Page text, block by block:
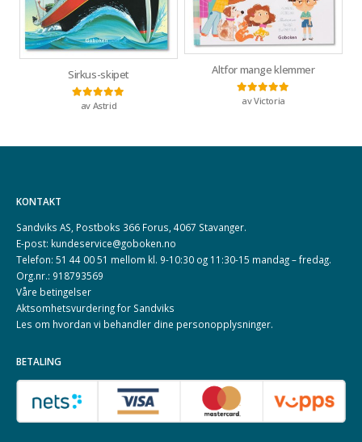
Sirkus-skipet
Vurdert5
av Astrid
Altfor mange klemmer
Vurdert5av 5
av Victoria
KONTAKT
Sandviks AS, Postboks 366 Forus, 4067 Stavanger.
E-post: kundeservice@goboken.no
Telefon: 51 44 00 51 mellom kl. 9-10:30 og 11:30-15 mandag – fredag.
Org.nr.: 918793569
Våre betingelser
Aktsomhetsvurdering for Sandviks
Les om hvordan vi behandler dine personopplysninger.
BETALING